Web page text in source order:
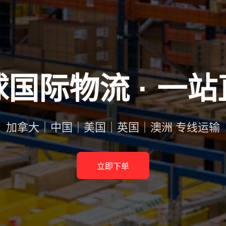
际物流 · 一
加拿大｜中国｜美国｜英国｜澳洲 专线运输
立即下单